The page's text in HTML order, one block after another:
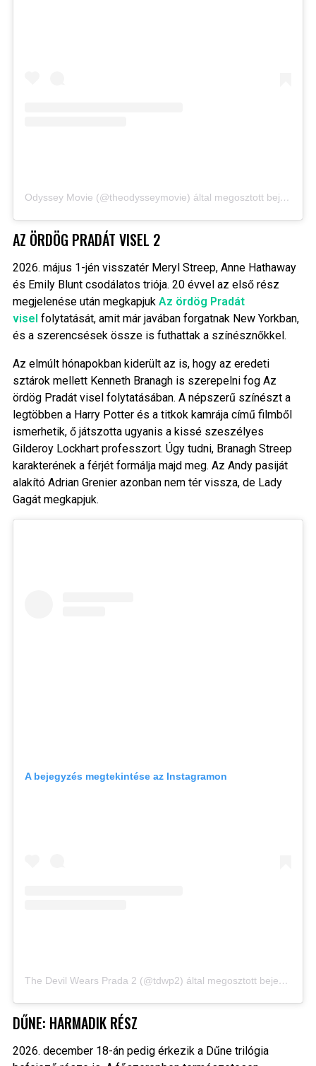
Odyssey Movie (@theodysseymovie) által megosztott bejegyzés
AZ ÖRDÖG PRADÁT VISEL 2
2026. május 1-jén visszatér Meryl Streep, Anne Hathaway
és Emily Blunt csodálatos triója. 20 évvel az első rész
megjelenése után megkapjuk Az ördög Pradát
visel folytatását, amit már javában forgatnak New Yorkban,
és a szerencsések össze is futhattak a színésznőkkel.
Az elmúlt hónapokban kiderült az is, hogy az eredeti
sztárok mellett Kenneth Branagh is szerepelni fog Az
ördög Pradát visel folytatásában. A népszerű színészt a
legtöbben a Harry Potter és a titkok kamrája című filmből
ismerhetik, ő játszotta ugyanis a kissé szeszélyes
Gilderoy Lockhart professzort. Úgy tudni, Branagh Streep
karakterének a férjét formálja majd meg. Az Andy pasiját
alakító Adrian Grenier azonban nem tér vissza, de Lady
Gagát megkapjuk.
A bejegyzés megtekintése az Instagramon
The Devil Wears Prada 2 (@tdwp2) által megosztott bejegyzés
DŰNE: HARMADIK RÉSZ
2026. december 18-án pedig érkezik a Dűne trilógia